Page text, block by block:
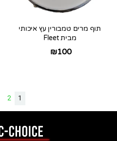
תוף מרים טמבורין עץ איכותי
מבית Fleet
₪100
1
2